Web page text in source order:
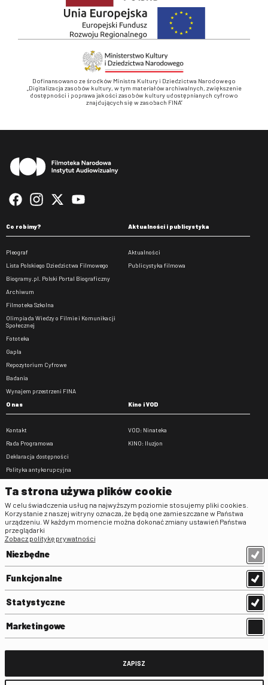
Dofinansowano ze środków Ministra Kultury i Dziedzictwa Narodowego
„Digitalizacja zasobów kultury, w tym materiałów archiwalnych, zwiększenie
dostępności i poprawa jakości zasobów kultury udostępnianych cyfrowo
znajdujących się w zasobach FINA”
Co robimy?
Pleograf
Lista Polskiego Dziedzictwa Filmowego
Biogramy.pl. Polski Portal Biograficzny
Archiwum
Filmoteka Szkolna
Olimpiada Wiedzy o Filmie i Komunikacji
Społecznej
Fototeka
Gapla
Repozytorium Cyfrowe
Badania
Wynajem przestrzeni FINA
Aktualności i publicystyka
Aktualności
Publicystyka filmowa
O nas
Kontakt
Rada Programowa
Deklaracja dostępności
Polityka antykorupcyjna
Zamówienia publiczne
Praca w FINA
Kino i VOD
VOD: Ninateka
KINO: Iluzjon
Regulaminy
Klauzula informacyjna RODO
Regulamin użytkowania parkingu
Standardy ochrony małoletnich
Regulamin kina Iluzjon
Ta strona używa plików cookie
W celu świadczenia usług na najwyższym poziomie stosujemy pliki cookies.
Korzystanie z naszej witryny oznacza, że będą one zamieszczane w Państwa
urządzeniu. W każdym momencie można dokonać zmiany ustawień Państwa
przeglądarki
Zobacz politykę prywatności
Niezbędne
Funkcjonalne
Statystyczne
Marketingowe
ZAPISZ